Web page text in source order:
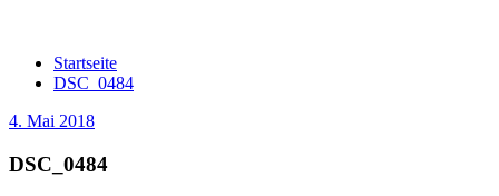
Startseite
DSC_0484
4. Mai 2018
DSC_0484